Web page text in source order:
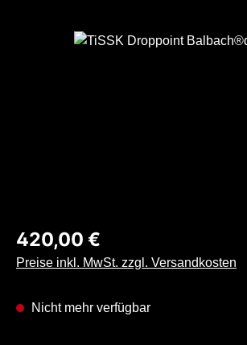
Bildergalerie überspringen
Regulärer Preis:
420,00 €
Preise inkl. MwSt. zzgl. Versandkosten
Nicht mehr verfügbar